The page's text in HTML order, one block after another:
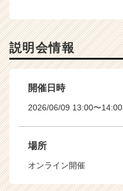
説明会情報
開催日時
2026/06/09 13:00〜14:00
場所
オンライン開催